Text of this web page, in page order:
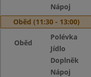
Nápoj
Oběd (11:30 - 13:00)
Oběd
Polévka
Jídlo
Doplněk
Nápoj